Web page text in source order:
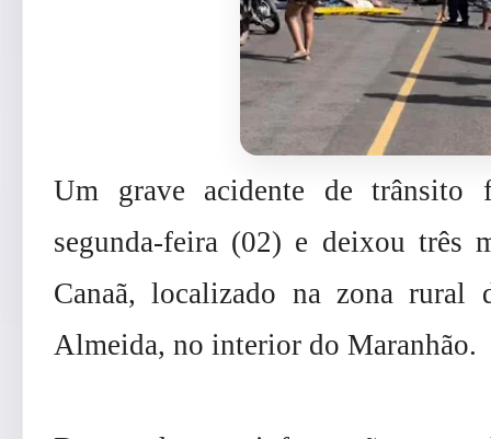
Um grave acidente de trânsito
segunda-feira (02) e deixou três
Canaã, localizado na zona rural
Almeida, no interior do Maranhão.